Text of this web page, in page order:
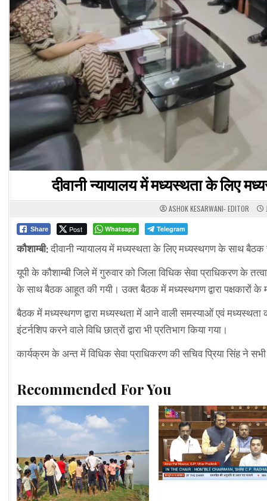
दीवानी न्यायालय में मध्यस्थता के लिए
ASHOK KESARWANI- EDITOR
Share Post Whatsapp Telegram
कौशाम्बी:दीवानी न्यायालय में मध्यस्थता के लिए मध्यस्थगण के साथ बैठक
यूपी के कौशाम्बी जिले में गुरुवार को जिला विधिक सेवा प्राधिकरण के
के साथ बैठक आहूत की गयी। उक्त बैठक में मध्यस्थगण द्वारा पक्षकारों के
बैठक में मध्यस्थगण द्वारा मध्यस्थता में आने वाली समस्याओं एवं
इंटर्नशिप करने वाले विधि छात्रों द्वारा भी प्रतिभाग किया गया।
कार्यक्रम के अन्त में विधिक सेवा प्राधिकरण की सचिव प्रिया सिंह ने
Recommended For You